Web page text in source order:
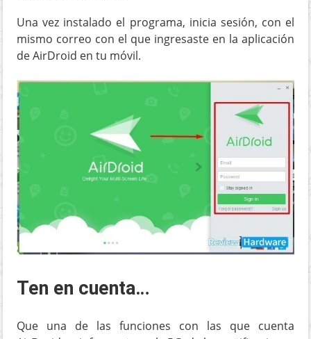
Una vez instalado el programa, inicia sesión, con el
mismo correo con el que ingresaste en la aplicación
de AirDroid en tu móvil.
Ten en cuenta…
Que una de las funciones con las que cuenta